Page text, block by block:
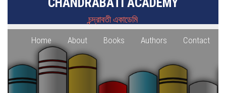
চন্দ্রাবতী একাডেমি
Home About Books Authors Contact